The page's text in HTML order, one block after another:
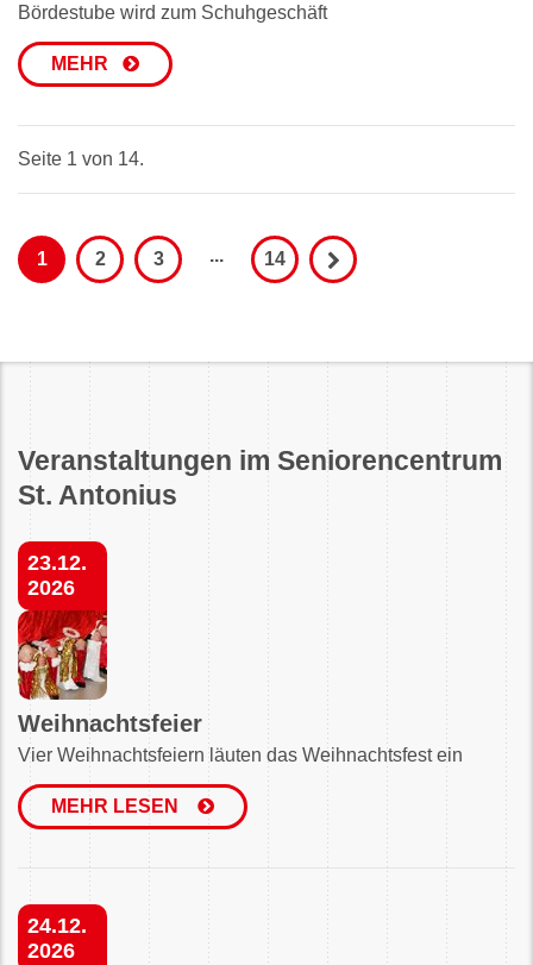
Bördestube wird zum Schuhgeschäft
MEHR
Seite 1 von 14.
1 2 3 ... 14
Veranstaltungen im Seniorencentrum
St. Antonius
23.12.
2026
Weihnachtsfeier
Vier Weihnachtsfeiern läuten das Weihnachtsfest ein
MEHR LESEN
24.12.
2026